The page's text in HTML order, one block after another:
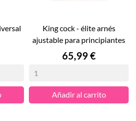
king cock - élite arnés
ajustable para principiantes
Precio
65,99 €
Añadir al carrito